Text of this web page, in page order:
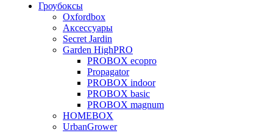
Гроубоксы
Oxfordbox
Аксессуары
Secret Jardin
Garden HighPRO
PROBOX ecopro
Propagator
PROBOX indoor
PROBOX basic
PROBOX magnum
HOMEBOX
UrbanGrower